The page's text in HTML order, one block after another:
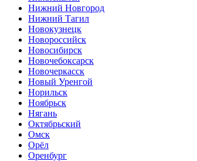
Нижний Новгород
Нижний Тагил
Новокузнецк
Новороссийск
Новосибирск
Новочебоксарск
Новочеркасск
Новый Уренгой
Норильск
Ноябрьск
Нягань
Октябрьский
Омск
Орёл
Оренбург